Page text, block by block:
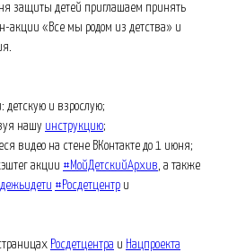
защиты детей приглашаем принять
акции «Все мы родом из детства» и
детскую и взрослую;
нашу инструкцию;
видео на стене ВКонтакте до 1 июня;
акции #МойДетскийАрхив, а также
#Росдетцентр и
Росдетцентра и Нацпроекта